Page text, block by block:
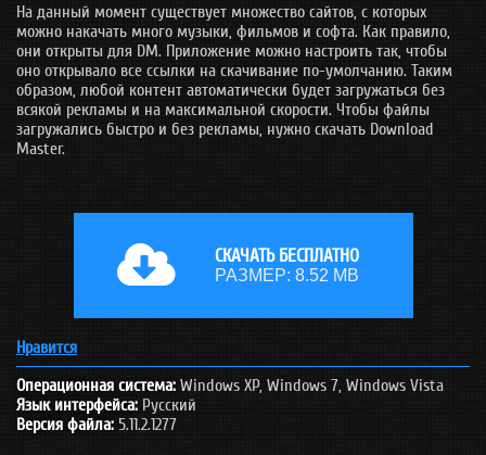
На данный момент существует множество сайтов, с которых
можно накачать много музыки, фильмов и софта. Как правило,
они открыты для DM. Приложение можно настроить так, чтобы
оно открывало все ссылки на скачивание по-умолчанию. Таким
образом, любой контент автоматически будет загружаться без
всякой рекламы и на максимальной скорости. Чтобы файлы
загружались быстро и без рекламы, нужно скачать Download
Master.
СКАЧАТЬ БЕСПЛАТНО
РАЗМЕР: 8.52 MB
Нравится
Операционная система: Windows XP, Windows 7, Windows Vista
Язык интерфейса: Русский
Версия файла: 5.11.2.1277